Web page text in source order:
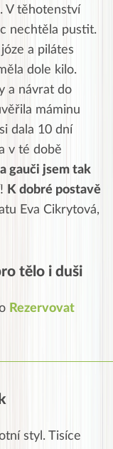
V těhotenství
nechtěla pustit.
a pilátes
dole kilo.
a návrat do
máminu
dala 10 dní
v té době
gauči jsem tak
K dobré postavě
Eva Cikrytová,
tělo i duši
Rezervovat
styl. Tisíce